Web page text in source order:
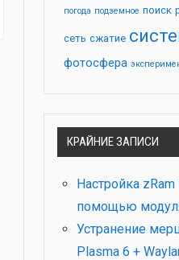
погода подземное поиск
сеть сжатие
фотосфера
КРАЙНИЕ ЗАПИСИ
Настройка
помощью
Устранение
Plasma 6 +